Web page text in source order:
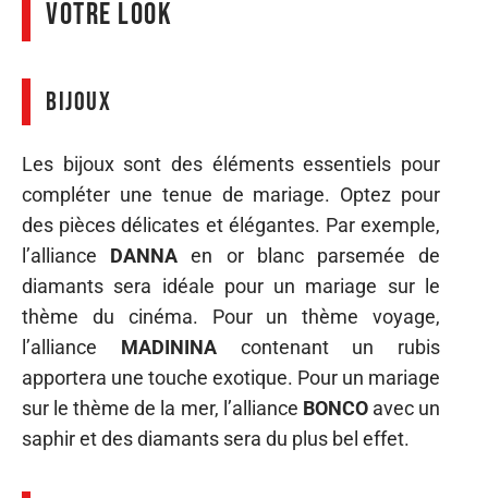
votre look
Bijoux
Les bijoux sont des éléments essentiels pour
compléter une tenue de mariage. Optez pour
des pièces délicates et élégantes. Par exemple,
l’alliance DANNA en or blanc parsemée de
diamants sera idéale pour un mariage sur le
thème du cinéma. Pour un thème voyage,
l’alliance MADININAcontenant un rubis
apportera une touche exotique. Pour un mariage
sur le thème de la mer, l’alliance BONCOavec un
saphir et des diamants sera du plus bel effet.